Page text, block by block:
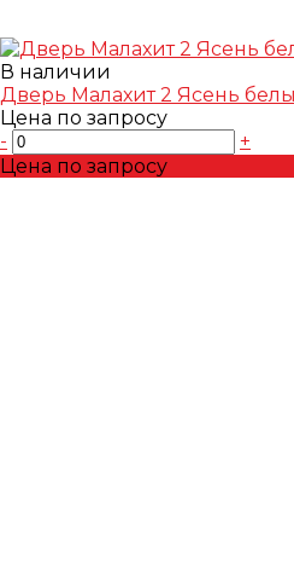
В наличии
Дверь Малахит 2 Ясень
Цена по запросу
-
+
Цена по запросу